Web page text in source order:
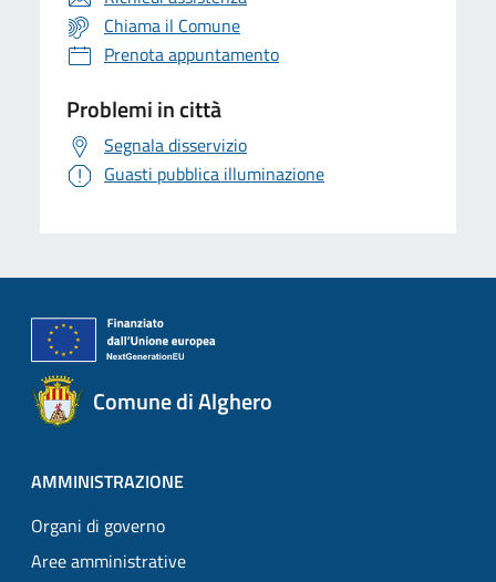
Chiama il Comune
Prenota appuntamento
Problemi in città
Segnala disservizio
Guasti pubblica illuminazione
Comune di Alghero
AMMINISTRAZIONE
Organi di governo
Aree amministrative